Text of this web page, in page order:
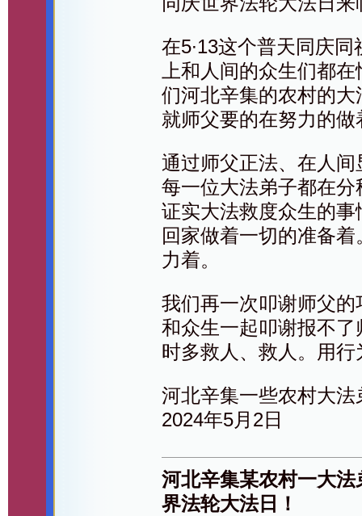
在5∙13这个普天同庆
上和人间的众生们都
们河北辛集的农村的
就师父要的在努力的
通过师父正法、在人
每一位大法弟子都在
证实大法救度众生的
回家做着一切的准备
力着。
我们再一次叩谢师父
和众生一起叩谢报不
时多救人、救人。用
河北辛集一些农村大法
2024年5月2日
河北辛集某农村一大
界法轮大法日！